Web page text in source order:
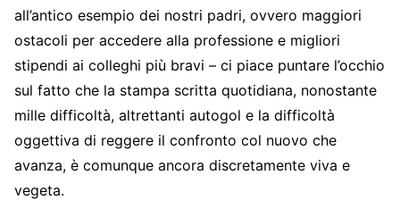
all’antico esempio dei nostri padri, ovvero maggiori
ostacoli per accedere alla professione e migliori
stipendi ai colleghi più bravi – ci piace puntare l’occhio
sul fatto che la stampa scritta quotidiana, nonostante
mille difficoltà, altrettanti autogol e la difficoltà
oggettiva di reggere il confronto col nuovo che
avanza, è comunque ancora discretamente viva e
vegeta.